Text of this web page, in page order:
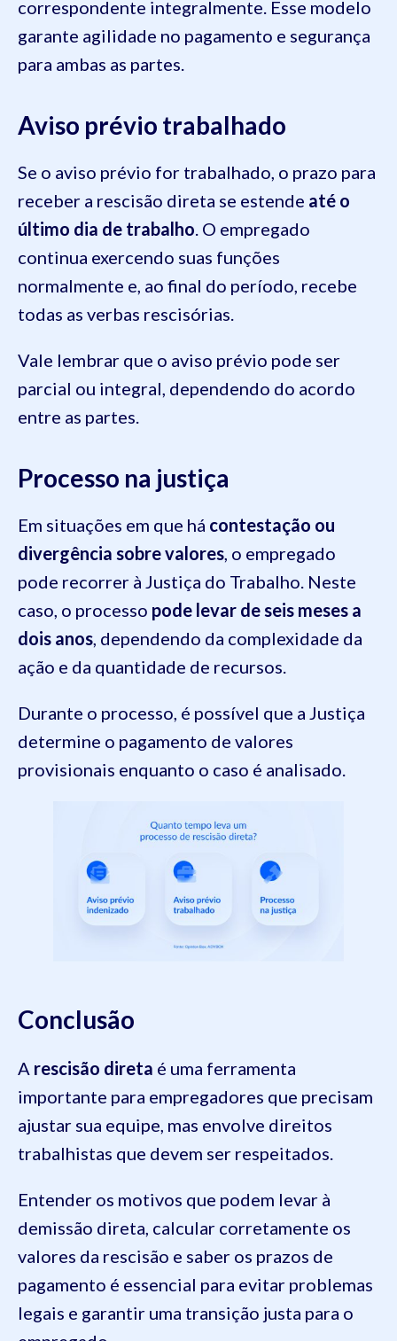
correspondente integralmente. Esse modelo
garante agilidade no pagamento e segurança
para ambas as partes.
Aviso prévio trabalhado
Se o aviso prévio for trabalhado, o prazo para
receber a rescisão direta se estende até o
último dia de trabalho . O empregado
continua exercendo suas funções
normalmente e, ao final do período, recebe
todas as verbas rescisórias.
Vale lembrar que o aviso prévio pode ser
parcial ou integral, dependendo do acordo
entre as partes.
Processo na justiça
Em situações em que há contestação ou
divergência sobre valores , o empregado
pode recorrer à Justiça do Trabalho. Neste
caso, o processo pode levar de seis meses a
dois anos , dependendo da complexidade da
ação e da quantidade de recursos.
Durante o processo, é possível que a Justiça
determine o pagamento de valores
provisionais enquanto o caso é analisado.
Conclusão
A rescisão direta é uma ferramenta
importante para empregadores que precisam
ajustar sua equipe, mas envolve direitos
trabalhistas que devem ser respeitados.
Entender os motivos que podem levar à
demissão direta, calcular corretamente os
valores da rescisão e saber os prazos de
pagamento é essencial para evitar problemas
legais e garantir uma transição justa para o